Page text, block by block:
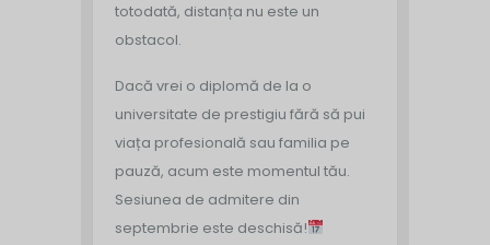
totodată, distanța nu este un
obstacol.
Dacă vrei o diplomă de la o
universitate de prestigiu fără să pui
viața profesională sau familia pe
pauză, acum este momentul tău.
Sesiunea de admitere din
septembrie este deschisă!